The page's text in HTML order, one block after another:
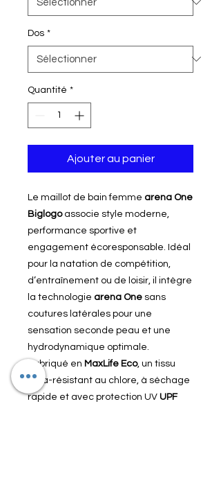
Dos *
Quantité *
Ajouter au panier
Le maillot de bain femme arena One
Biglogoassocie style moderne,
performance sportive et
engagement écoresponsable. Idéal
pour la natation de compétition,
d’entraînement ou de loisir, il intègre
la technologie arena One sans
coutures latérales pour une
sensation seconde peau et une
hydrodynamique optimale.
Fabriqué en MaxLife Eco, un tissu
ultra-résistant au chlore, à séchage
rapide et avec protection UV UPF